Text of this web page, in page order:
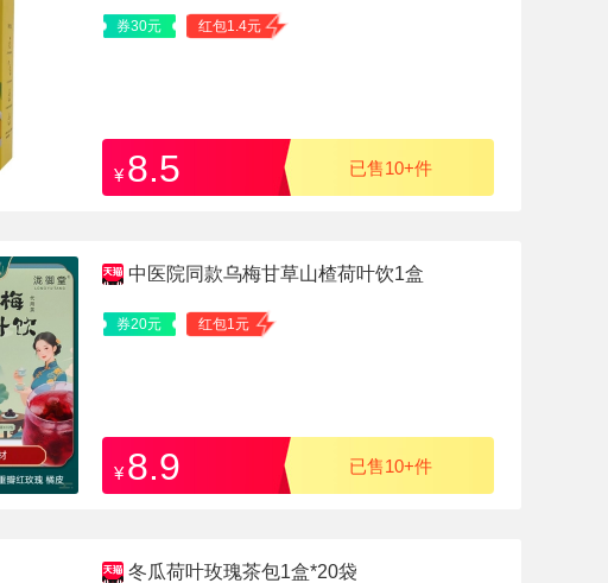
正品旗舰店
券30元 红包1.4元
¥ 8.5 已售10+件
中医院同款乌梅甘草山楂荷叶饮1盒
券20元 红包1元
¥ 8.9 已售10+件
冬瓜荷叶玫瑰茶包1盒*20袋